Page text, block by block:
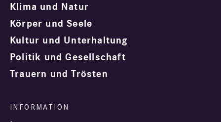
Klima und Natur
Körper und Seele
Kultur und Unterhaltung
Politik und Gesellschaft
Trauern und Trösten